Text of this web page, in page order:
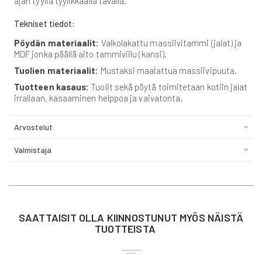
Tekniset tiedot:
Pöydän materiaalit: Valkolakattu massiivitammi (jalat) ja
MDF jonka päällä aito tammiviilu (kansi).
Tuolien materiaalit: Mustaksi maalattua massiivipuuta.
Tuotteen kasaus: Tuolit sekä pöytä toimitetaan kotiin jalat
irrallaan, kasaaminen helppoa ja vaivatonta.
Arvostelut
Valmistaja
SAATTAISIT OLLA KIINNOSTUNUT MYÖS NÄISTÄ
TUOTTEISTA